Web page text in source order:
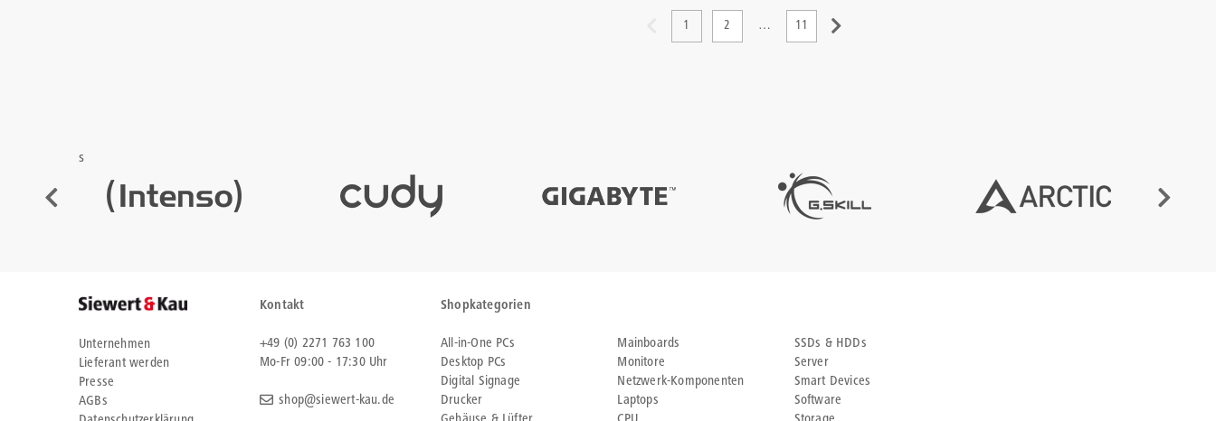
1 2 … 11
s
Unternehmen
Lieferant werden
Presse
AGBs
Kontakt
+49 (0) 2271 763 100
Mo-Fr 09:00 - 17:30 Uhr
shop@siewert-kau.de
Shopkategorien
All-in-One PCs
Desktop PCs
Digital Signage
Drucker
Mainboards
Monitore
Netzwerk-Komponenten
Laptops
SSDs & HDDs
Server
Smart Devices
Software